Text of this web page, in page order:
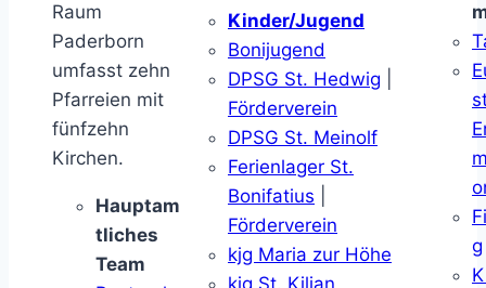
Raum
Paderborn
umfasst zehn
Pfarreien mit
fünfzehn
Kirchen.
Hauptam
tliches
Team
Kinder/Jugend
Bonijugend
DPSG St. Hedwig
Förderverein
DPSG St. Meinolf
Ferienlager St.
Bonifatius
Förderverein
kjg Maria zur Höhe
kjg St. Kilian
g